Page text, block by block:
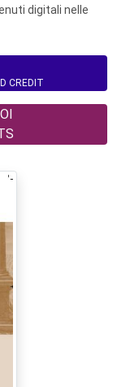
digitali nelle
CREDIT